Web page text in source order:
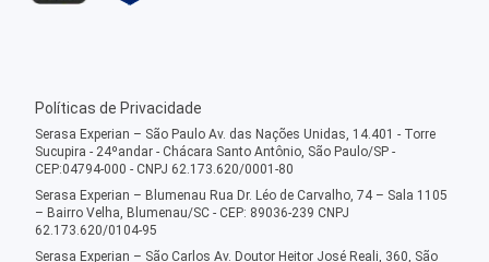
Políticas de Privacidade
Serasa Experian – São Paulo Av. das Nações Unidas, 14.401 - Torre
Sucupira - 24ºandar - Chácara Santo Antônio, São Paulo/SP -
CEP:04794-000 - CNPJ 62.173.620/0001-80
Serasa Experian – Blumenau Rua Dr. Léo de Carvalho, 74 – Sala 1105
– Bairro Velha, Blumenau/SC - CEP: 89036-239 CNPJ
62.173.620/0104-95
Serasa Experian – São Carlos Av. Doutor Heitor José Reali, 360, São